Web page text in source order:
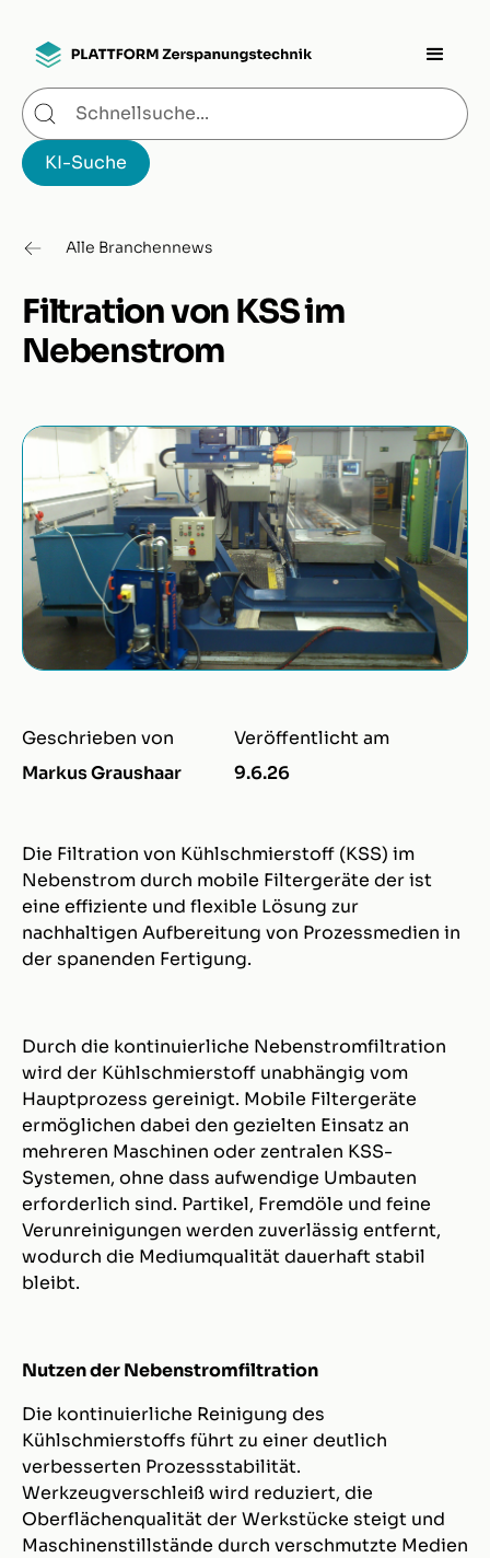
Alle Branchennews
Filtration von KSS im
Nebenstrom
Geschrieben von
Markus Graushaar
Veröffentlicht am
9.6.26
Die Filtration von Kühlschmierstoff (KSS) im
Nebenstrom durch mobile Filtergeräte der ist
eine effiziente und flexible Lösung zur
nachhaltigen Aufbereitung von Prozessmedien in
der spanenden Fertigung.
Durch die kontinuierliche Nebenstromfiltration
wird der Kühlschmierstoff unabhängig vom
Hauptprozess gereinigt. Mobile Filtergeräte
ermöglichen dabei den gezielten Einsatz an
mehreren Maschinen oder zentralen KSS-
Systemen, ohne dass aufwendige Umbauten
erforderlich sind. Partikel, Fremdöle und feine
Verunreinigungen werden zuverlässig entfernt,
wodurch die Mediumqualität dauerhaft stabil
bleibt.
Nutzen der Nebenstromfiltration
Die kontinuierliche Reinigung des
Kühlschmierstoffs führt zu einer deutlich
verbesserten Prozessstabilität.
Werkzeugverschleiß wird reduziert, die
Oberflächenqualität der Werkstücke steigt und
Maschinenstillstände durch verschmutzte Medien